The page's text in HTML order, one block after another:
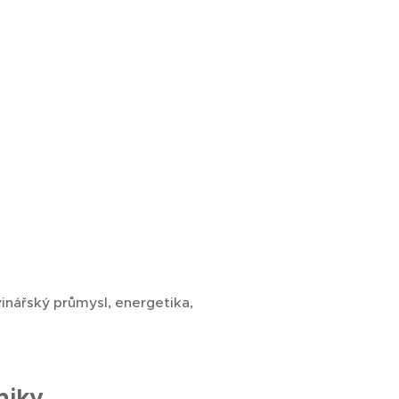
průmysl, energetika,